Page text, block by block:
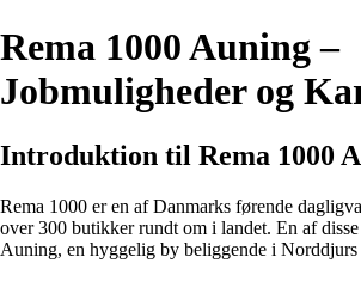
Rema 1000 Auning –
Jobmuligheder og
Introduktion til Rema 1000
Rema 1000 er en af Danmarks førende
over 300 butikker rundt om i landet. En af
Auning, en hyggelig by beliggende i